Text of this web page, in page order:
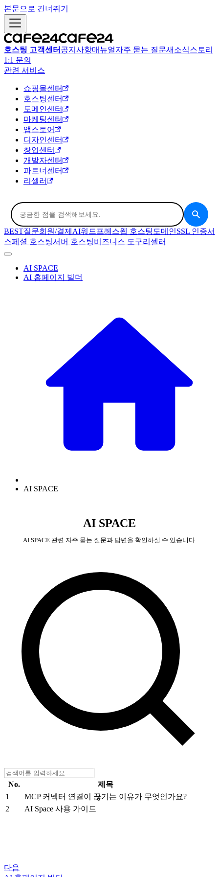
본문으로 건너뛰기
호스팅 고객센터 공지사항매뉴얼자주 묻는 질문새소식스토리
1:1 문의
관련 서비스
쇼핑몰센터
호스팅센터
도메인센터
마케팅센터
앱스토어
디자인센터
창업센터
개발자센터
파트너센터
리셀러
BEST질문회원/결제 AI워드프레스웹 호스팅 도메인SSL 인증서
스페셜 호스팅서버 호스팅비즈니스 도구리셀러
AI SPACE
AI 홈페이지 빌더
AI SPACE
AI SPACE
AI SPACE 관련 자주 묻는 질문과 답변을 확인하실 수 있습니다.
No.
제목
1
MCP 커넥터 연결이 끊기는 이유가 무엇인가요?
2
AI Space 사용 가이드
다음